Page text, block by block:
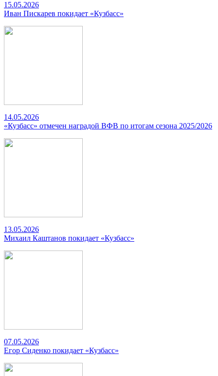
15.05.2026
Иван Пискарев покидает «Кузбасс»
14.05.2026
«Кузбасс» отмечен наградой ВФВ по итогам сезона 2025/2026
13.05.2026
Михаил Каштанов покидает «Кузбасс»
07.05.2026
Егор Сиденко покидает «Кузбасс»